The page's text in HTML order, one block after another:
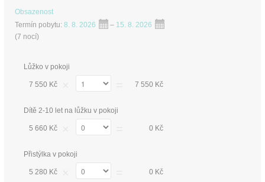
Obsazenost
Termín pobytu: 8. 8. 2026 – 15. 8. 2026
(7 nocí)
Lůžko v pokoji
7 550 Kč 7 550 Kč
Dítě 2-10 let na lůžku v pokoji
5 660 Kč 0 Kč
Přistýlka v pokoji
5 280 Kč 0 Kč